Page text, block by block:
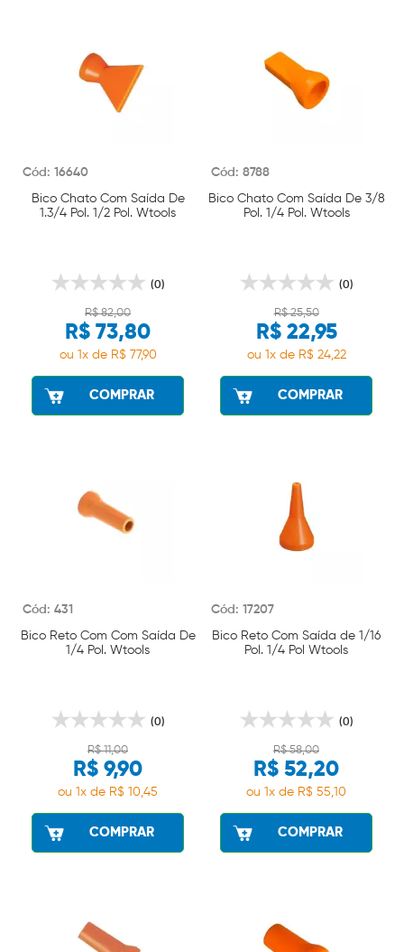
Cód: 16640
Bico Chato Com Saída De
1.3/4 Pol. 1/2 Pol. Wtools
(0)
R$ 82,00
R$ 73,80
ou 1x de R$ 77,90
COMPRAR
Cód: 8788
Bico Chato Com Saída De 3/8
Pol. 1/4 Pol. Wtools
(0)
R$ 25,50
R$ 22,95
ou 1x de R$ 24,22
COMPRAR
Cód: 431
Bico Reto Com Com Saída De
1/4 Pol. Wtools
(0)
R$ 11,00
R$ 9,90
ou 1x de R$ 10,45
COMPRAR
Cód: 17207
Bico Reto Com Saída de 1/16
Pol. 1/4 Pol Wtools
(0)
R$ 58,00
R$ 52,20
ou 1x de R$ 55,10
COMPRAR